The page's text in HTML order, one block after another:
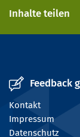
Inhalte teilen
Feedback
Kontakt
Impressum
Datenschutz